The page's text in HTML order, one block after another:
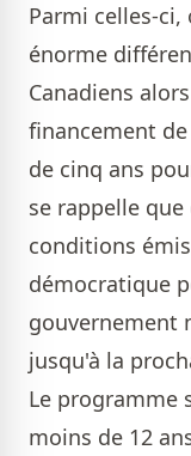
Parmi celles-
énorme
Canadiens
financement
de cinq ans
se rappelle
conditions
démocratique
gouvernement
jusqu'à la
Le programme
moins de 12